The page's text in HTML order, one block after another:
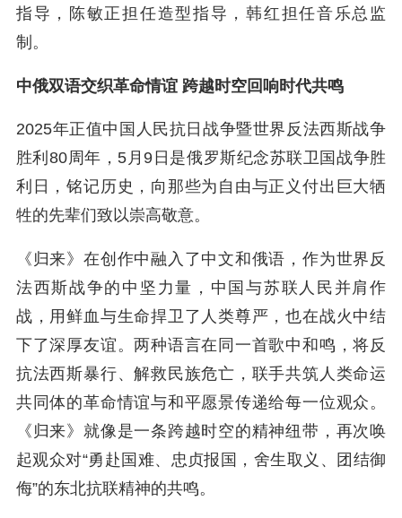
指导，陈敏正担任造型指导，韩红担任音乐总监
制。
中俄双语交织革命情谊 跨越时空回响时代共鸣
2025年正值中国人民抗日战争暨世界反法西斯战争
胜利80周年，5月9日是俄罗斯纪念苏联卫国战争胜
利日，铭记历史，向那些为自由与正义付出巨大牺
牲的先辈们致以崇高敬意。
《归来》在创作中融入了中文和俄语，作为世界反
法西斯战争的中坚力量，中国与苏联人民并肩作
战，用鲜血与生命捍卫了人类尊严，也在战火中结
下了深厚友谊。两种语言在同一首歌中和鸣，将反
抗法西斯暴行、解救民族危亡，联手共筑人类命运
共同体的革命情谊与和平愿景传递给每一位观众。
《归来》就像是一条跨越时空的精神纽带，再次唤
起观众对“勇赴国难、忠贞报国，舍生取义、团结御
侮”的东北抗联精神的共鸣。